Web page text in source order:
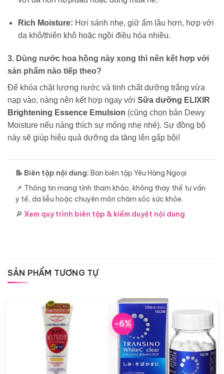
Rich Moisture: Hơi sánh nhẹ, giữ ẩm lâu hơn, hợp với
da khô/thiên khô hoặc ngồi điều hòa nhiều.
3. Dùng nước hoa hồng này xong thì nên kết hợp với
sản phẩm nào tiếp theo?
Để khóa chặt lượng nước và tinh chất dưỡng trắng vừa
nạp vào, nàng nên kết hợp ngay với Sữa dưỡng ELIXIR
Brightening Essence Emulsion (cũng chọn bản Dewy
Moisture nếu nàng thích sự mỏng nhẹ nhé). Sự đồng bộ
này sẽ giúp hiệu quả dưỡng da tăng lên gấp bội!
📝 Biên tập nội dung: Ban biên tập Yêu Hàng Ngoại
📌 Thông tin mang tính tham khảo, không thay thế tư vấn
y tế, da liễu hoặc chuyên môn chăm sóc sức khỏe.
🔎 Xem quy trình biên tập & kiểm duyệt nội dung
SẢN PHẨM TƯƠNG TỰ
-6%